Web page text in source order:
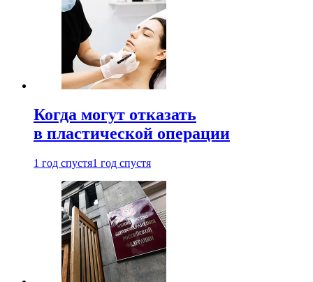
Когда могут отказать
в пластической операции
1 год спустя1 год спустя